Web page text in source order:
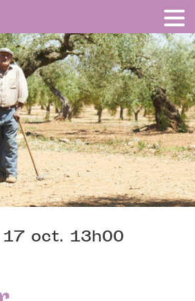
17 oct. 13h00